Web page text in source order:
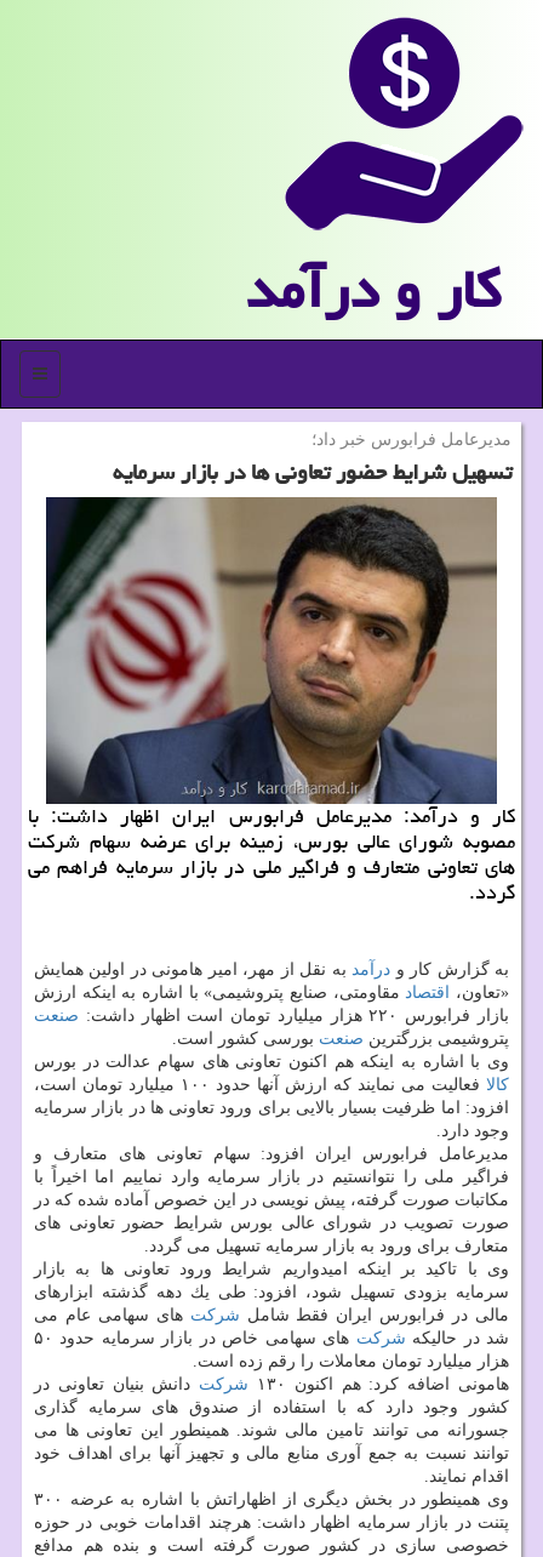
كار و درآمد
منو
مدیرعامل فرابورس خبر داد؛
تسهیل شرایط حضور تعاونی ها در بازار سرمایه
كار و درآمد: مدیرعامل فرابورس ایران اظهار داشت: با
مصوبه شورای عالی بورس، زمینه برای عرضه سهام شركت
های تعاونی متعارف و فراگیر ملی در بازار سرمایه فراهم می
گردد.
به گزارش كار و درآمدبه نقل از مهر، امیر هامونی در اولین همایش
«تعاون،
اقتصادمقاومتی، صنایع پتروشیمی» با اشاره به اینكه ارزش
بازار فرابورس ۲۲۰ هزار میلیارد تومان است اظهار داشت:
صنعت
پتروشیمی بزرگترین صنعت بورسی كشور است.
وی با اشاره به اینكه هم اكنون تعاونی های سهام عدالت در بورس
كالا
فعالیت می نمایند كه ارزش آنها حدود ۱۰۰ میلیارد تومان است،
افزود: اما ظرفیت بسیار بالایی برای ورود تعاونی ها در بازار سرمایه
وجود دارد.
مدیرعامل فرابورس ایران افزود: سهام تعاونی های متعارف و
فراگیر ملی را نتوانستیم در بازار سرمایه وارد نماییم اما اخیراً با
مكاتبات صورت گرفته، پیش نویسی در این خصوص آماده شده كه در
صورت تصویب در شورای عالی بورس شرایط حضور تعاونی های
متعارف برای ورود به بازار سرمایه تسهیل می گردد.
وی با تاكید بر اینكه امیدواریم شرایط ورود تعاونی ها به بازار
سرمایه بزودی تسهیل شود، افزود: طی یك دهه گذشته ابزارهای
مالی در فرابورس ایران فقط شامل شركت های سهامی عام می
شد در حالیكه شركت
های سهامی خاص در بازار سرمایه حدود ۵۰
هزار میلیارد تومان معاملات را رقم زده است.
هامونی اضافه كرد: هم اكنون ۱۳۰
شركت دانش بنیان تعاونی در
كشور وجود دارد كه با استفاده از صندوق های سرمایه گذاری
جسورانه می توانند تامین مالی شوند. همینطور این تعاونی ها می
توانند نسبت به جمع آوری منابع مالی و تجهیز آنها برای اهداف خود
اقدام نمایند.
وی همینطور در بخش دیگری از اظهاراتش با اشاره به عرضه ۳۰۰
پتنت در بازار سرمایه اظهار داشت: هرچند اقدامات خوبی در حوزه
خصوصی سازی در كشور صورت گرفته است و بنده هم مدافع